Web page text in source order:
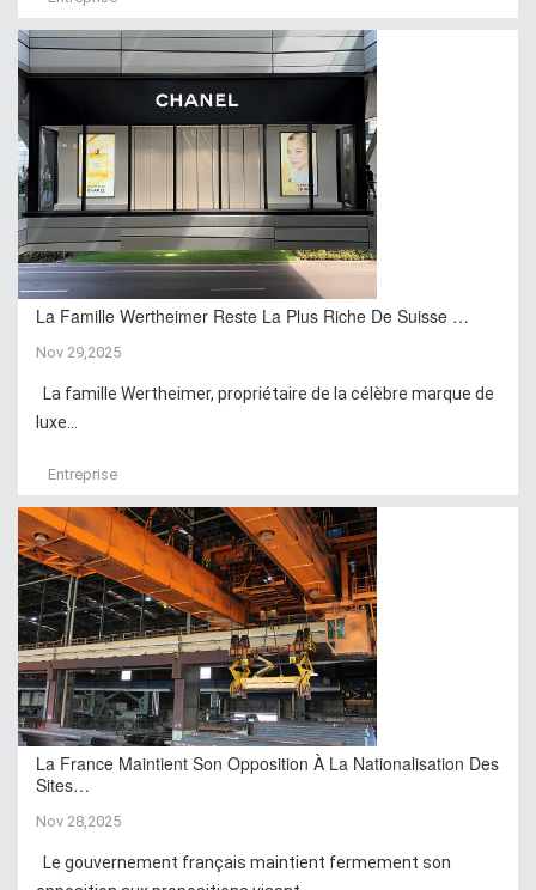
La Famille Wertheimer Reste La Plus Riche De Suisse …
Nov 29,2025
La famille Wertheimer, propriétaire de la célèbre marque de
luxe...
Entreprise
La France Maintient Son Opposition À La Nationalisation Des
Sites…
Nov 28,2025
Le gouvernement français maintient fermement son